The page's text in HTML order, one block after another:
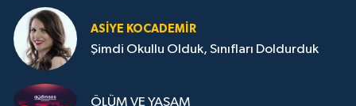
ASIYE KOCADEMİR
Şimdi Okullu Olduk, Sınıfları Doldurduk
ÖLÜM VE YAŞAM